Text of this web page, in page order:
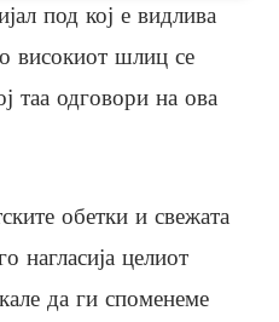
под кој е видлива
високиот шлиц се
таа одговори на ова
обетки и свежата
нагласија целиот
да ги споменеме